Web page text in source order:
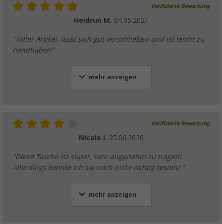
Verifizierte Bewertung
Heidrun M. 04.05.2021
"Toller Artikel, lässt sich gut verschließen und ist leicht zu
handhaben"
mehr anzeigen
Verifizierte Bewertung
Nicole I. 25.06.2020
"Diese Tasche ist super, sehr angenehm zu tragen!
Allerdings konnte ich sie noch nicht richtig testen! "
mehr anzeigen